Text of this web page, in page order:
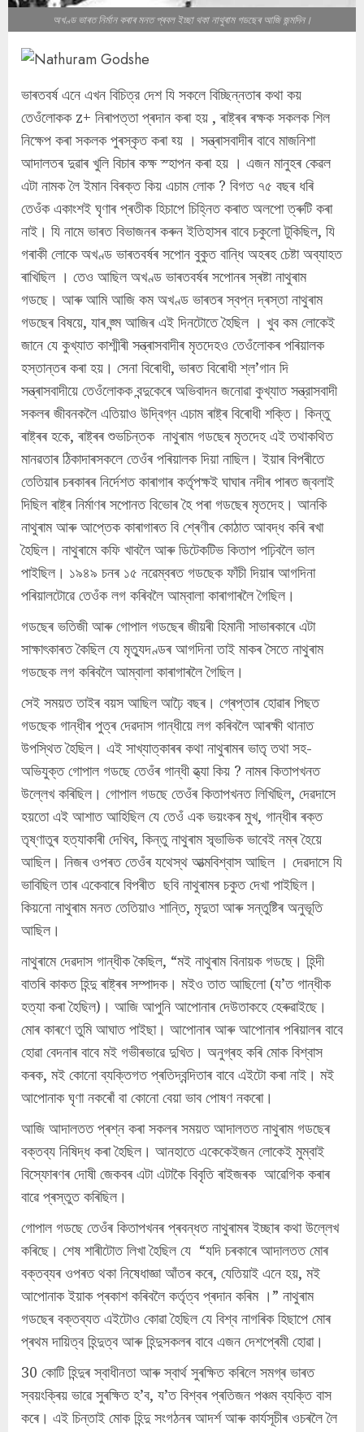
অখণ্ড ভাৰত নিৰ্মান কৰাৰ মনত প্ৰবল ইচ্ছা থকা নাথুৰাম গডছেৰ আজি জন্মদিন।
ভাৰতবৰ্ষ এনে এখন বিচিত্র দেশ যি সকলে বিচ্ছিন্নতাৰ কথা কয়
তেওঁলোকক z+ নিৰাপত্তা প্ৰদান কৰা হয় , ৰাষ্ট্ৰৰ ৰক্ষক সকলক শিল
নিক্ষেপ কৰা সকলক পুৰস্কৃত কৰা হ্য় । সন্ত্ৰাসবাদীৰ বাবে মাজনিশা
আদালতৰ দুৱাৰ খুলি বিচাৰ কক্ষ স্হাপন কৰা হয় । এজন মানুহৰ কেৱল
এটা নামক লৈ ইমান বিৰক্ত কিয় এচাম লোক ? বিগত ৭৫ বছৰ ধৰি
তেওঁক একাংশই ঘৃণাৰ প্ৰতীক হিচাপে চিহ্নিত কৰাত অলপো ত্ৰুটি কৰা
নাই। যি নামে ভাৰত বিভাজনৰ কৰুন ইতিহাসৰ বাবে চকুলো টুকিছিল, যি
গৰাকী লোকে অখণ্ড ভাৰতবৰ্ষৰ সপোন বুকুত বান্ধি অহৰহ চেষ্টা অব্যাহত
ৰাখিছিল । তেও আছিল অখণ্ড ভাৰতবৰ্ষৰ সপোনৰ স্ৰষ্টা নাথুৰাম
গডছে। আৰু আমি আজি কম অখণ্ড ভাৰতৰ স্বপ্ন দ্ৰস্তা নাথুৰাম
গডছেৰ বিষয়ে, যাৰ জ্ন্ম আজিৰ এই দিনটোতে হৈছিল । খুব কম লোকেই
জানে যে কুখ্যাত কাশ্মীৰী সন্ত্ৰাসবাদীৰ মৃতদেহও তেওঁলোকৰ পৰিয়ালক
হস্তান্তৰ কৰা হয়। সেনা বিৰোধী, ভাৰত বিৰোধী শ্ল’গান দি
সন্ত্ৰাসবাদীয়ে তেওঁলোকক বন্দুকেৰে অভিবাদন জনোৱা কুখ্যাত সন্ত্রাসবাদী
সকলৰ জীবনকলৈ এতিয়াও উদ্বিগ্ন এচাম ৰাষ্ট্ৰ বিৰোধী শক্তি। কিন্তু
ৰাষ্ট্ৰৰ হকে, ৰাষ্ট্ৰৰ শুভচিন্তক নাথুৰাম গডছেৰ মৃতদেহ এই তথাকথিত
মানৱতাৰ ঠিকাদাৰসকলে তেওঁৰ পৰিয়ালক দিয়া নাছিল। ইয়াৰ বিপৰীতে
তেতিয়াৰ চৰকাৰৰ নিৰ্দেশত কাৰাগাৰ কৰ্তৃপক্ষই ঘাঘাৰ নদীৰ পাৰত জ্বলাই
দিছিল ৰাষ্ট্ৰ নিৰ্মাণৰ সপোনত বিভোৰ হৈ পৰা গডছেৰ মৃতদেহ। আনকি
নাথুৰাম আৰু আপ্তেক কাৰাগাৰত বি শ্ৰেণীৰ কোঠাত আবদ্ধ কৰি ৰখা
হৈছিল। নাথুৰামে কফি খাবলৈ আৰু ডিটেকটিভ কিতাপ পঢ়িবলৈ ভাল
পাইছিল। ১৯৪৯ চনৰ ১৫ নৱেম্বৰত গডছেক ফাঁচী দিয়াৰ আগদিনা
পৰিয়ালটোৱে তেওঁক লগ কৰিবলৈ আম্বালা কাৰাগাৰলৈ গৈছিল।
গডছেৰ ভতিজী আৰু গোপাল গডছেৰ জীয়ৰী হিমানী সাভাৰকাৰে এটা
সাক্ষাৎকাৰত কৈছিল যে মৃত্যুদণ্ডৰ আগদিনা তাই মাকৰ সৈতে নাথুৰাম
গডছেক লগ কৰিবলৈ আম্বালা কাৰাগাৰলৈ গৈছিল।
সেই সময়ত তাইৰ বয়স আছিল আঢ়ৈ বছৰ। গ্ৰেপ্তাৰ হোৱাৰ পিছত
গডছেক গান্ধীৰ পুত্ৰ দেৱদাস গান্ধীয়ে লগ কৰিবলৈ আৰক্ষী থানাত
উপস্থিত হৈছিল। এই সাখ্যাত্কাৰৰ কথা নাথুৰামৰ ভাতৃ তথা সহ-
অভিযুক্ত গোপাল গডছে তেওঁৰ গান্ধী হ্ত্যা কিয় ? নামৰ কিতাপখনত
উল্লেখ কৰিছিল। গোপাল গডছে তেওঁৰ কিতাপখনত লিখিছিল, দেৱদাসে
হয়তো এই আশাত আহিছিল যে তেওঁ এক ভয়ংকৰ মুখ, গান্ধীৰ ৰক্ত
তৃষ্ণাতুৰ হত্যাকাৰী দেখিব, কিন্তু নাথুৰাম স্ব্ভাভিক ভাবেই নম্ৰ হৈয়ে
আছিল। নিজৰ ওপৰত তেওঁৰ যথেস্থ আত্মবিশ্বাস আছিল । দেৱদাসে যি
ভাবিছিল তাৰ একেবাৰে বিপৰীত ছবি নাথুৰামৰ চকুত দেখা পাইছিল।
কিয়নো নাথুৰাম মনত তেতিয়াও শান্তি, মৃদুতা আৰু সন্তুষ্টিৰ অনুভূতি
আছিল।
নাথুৰামে দেৱদাস গান্ধীক কৈছিল, “মই নাথুৰাম বিনায়ক গডছে। হিন্দী
বাতৰি কাকত হিন্দু ৰাষ্ট্ৰৰ সম্পাদক। মইও তাত আছিলো (য’ত গান্ধীক
হত্যা কৰা হৈছিল)। আজি আপুনি আপোনাৰ দেউতাকহে হেৰুৱাইছে।
মোৰ কাৰণে তুমি আঘাত পাইছা। আপোনাৰ আৰু আপোনাৰ পৰিয়ালৰ বাবে
হোৱা বেদনাৰ বাবে মই গভীৰভাৱে দুখিত। অনুগ্ৰহ কৰি মোক বিশ্বাস
কৰক, মই কোনো ব্যক্তিগত প্ৰতিদ্বন্দিতাৰ বাবে এইটো কৰা নাই। মই
আপোনাক ঘৃণা নকৰোঁ বা কোনো বেয়া ভাব পোষণ নকৰো।
আজি আদালতত প্ৰশ্ন কৰা সকলৰ সময়ত আদালতত নাথুৰাম গডছেৰ
বক্তব্য নিষিদ্ধ কৰা হৈছিল। আনহাতে একেকেইজন লোকেই মুম্বাই
বিস্ফোৰণৰ দোষী জেকবৰ এটা এটাকৈ বিবৃতি ৰাইজৰক আৱেগিক কৰাৰ
বাৱে প্ৰস্তুত কৰিছিল।
গোপাল গডছে তেওঁৰ কিতাপখনৰ প্ৰবন্ধত নাথুৰামৰ ইচ্ছাৰ কথা উল্লেখ
কৰিছে। শেষ শাৰীটোত লিখা হৈছিল যে “যদি চৰকাৰে আদালতত মোৰ
বক্তব্যৰ ওপৰত থকা নিষেধাজ্ঞা আঁতৰ কৰে, যেতিয়াই এনে হয়, মই
আপোনাক ইয়াক প্ৰকাশ কৰিবলৈ কৰ্তৃত্ব প্ৰদান কৰিম ।” নাথুৰাম
গডছেৰ বক্তব্যত এইটোও কোৱা হৈছিল যে বিশ্ব নাগৰিক হিছাপে মোৰ
প্ৰথম দায়িত্ব হিন্দুত্ব আৰু হিন্দুসকলৰ বাবে এজন দেশপ্ৰেমী হোৱা।
30 কোটি হিন্দুৰ স্বাধীনতা আৰু স্বাৰ্থ সুৰক্ষিত কৰিলে সমগ্ৰ ভাৰত
স্বয়ংক্ৰিয় ভাৱে সুৰক্ষিত হ’ব, য’ত বিশ্বৰ প্ৰতিজন পঞ্চম ব্যক্তি বাস
কৰে। এই চিন্তাই মোক হিন্দু সংগঠনৰ আদৰ্শ আৰু কাৰ্যসূচীৰ ওচৰলৈ লৈ